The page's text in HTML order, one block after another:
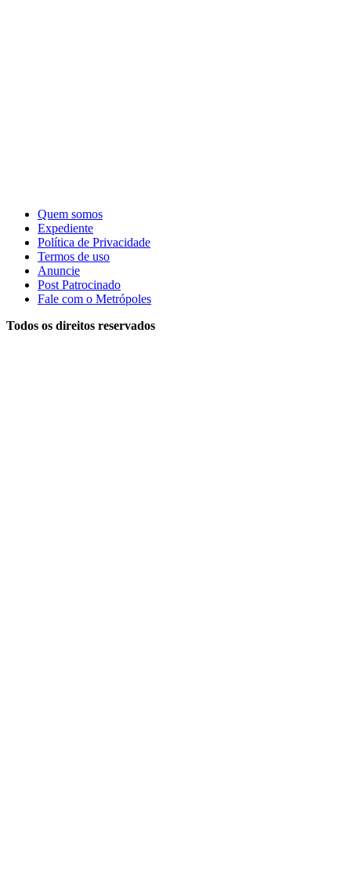
Quem somos
Expediente
Política de Privacidade
Termos de uso
Anuncie
Post Patrocinado
Fale com o Metrópoles
Todos os direitos reservados